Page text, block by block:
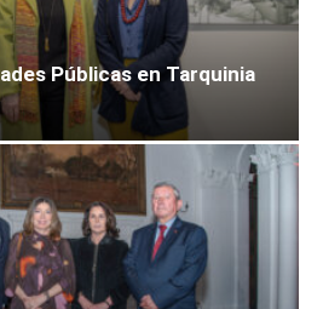
Públicas en Tarquinia